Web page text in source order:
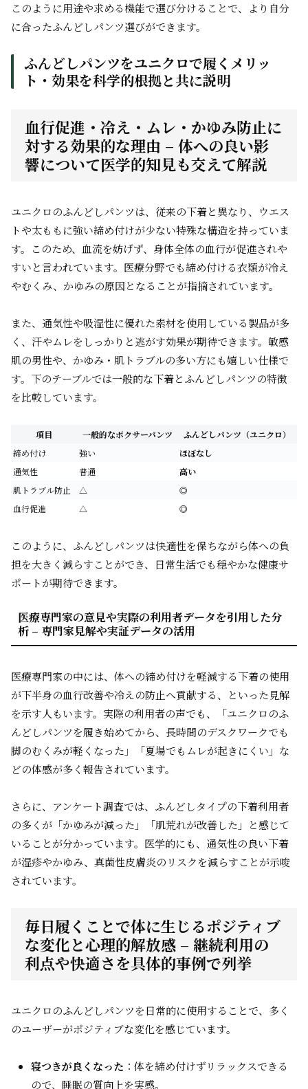
このように用途や求める機能で選び分けることで、より自分
に合ったふんどしパンツ選びができます。
ふんどしパンツをユニクロで履くメリッ
ト・効果を科学的根拠と共に説明
血行促進・冷え・ムレ・かゆみ防止に
対する効果的な理由 – 体への良い影
響について医学的知見も交えて解説
ユニクロのふんどしパンツは、従来の下着と異なり、ウエス
トや太ももに強い締め付けが少ない特殊な構造を持っていま
す。このため、血流を妨げず、身体全体の血行が促進されや
すいと言われています。医療分野でも締め付ける衣類が冷え
やむくみ、かゆみの原因となることが指摘されています。
また、通気性や吸湿性に優れた素材を使用している製品が多
く、汗やムレをしっかりと逃がす効果が期待できます。敏感
肌の男性や、かゆみ・肌トラブルの多い方にも嬉しい仕様で
す。下のテーブルでは一般的な下着とふんどしパンツの特徴
を比較しています。
項目 一般的なボクサーパンツ
ふんどしパンツ（ユニクロ）
締め付け
強い
ほぼなし
通気性
普通
高い
肌トラブル防止
△
◎
血行促進
△ ◎
このように、ふんどしパンツは快適性を保ちながら体への負
担を大きく減らすことができ、日常生活でも穏やかな健康サ
ポートが期待できます。
医療専門家の意見や実際の利用者データを引用した分
析 – 専門家見解や実証データの活用
医療専門家の中には、体への締め付けを軽減する下着の使用
が下半身の血行改善や冷えの防止へ貢献する、といった見解
を示す人もいます。実際の利用者の声でも、「ユニクロのふ
んどしパンツを履き始めてから、長時間のデスクワークでも
脚のむくみが軽くなった」「夏場でもムレが起きにくい」な
どの体感が多く報告されています。
さらに、アンケート調査では、ふんどしタイプの下着利用者
の多くが「かゆみが減った」「肌荒れが改善した」と感じて
いることが分かっています。医学的にも、通気性の良い下着
が湿疹やかゆみ、真菌性皮膚炎のリスクを減らすことが示唆
されています。
毎日履くことで体に生じるポジティブ
な変化と心理的解放感 – 継続利用の
利点や快適さを具体的事例で列挙
ユニクロのふんどしパンツを日常的に使用することで、多く
のユーザーがポジティブな変化を感じています。
寝つきが良くなった ：体を締め付けずリラックスできる
ので、睡眠の質向上を実感。